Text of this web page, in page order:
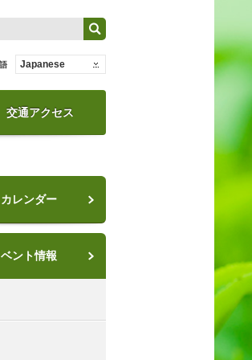
Japanese
交通アクセス
レンダー
ント情報